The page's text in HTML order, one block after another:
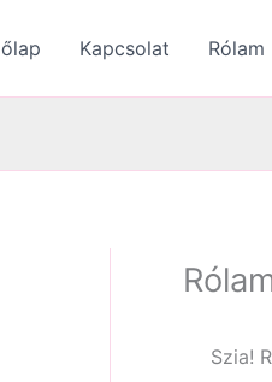
Kapcsolat Rólam
Szia!